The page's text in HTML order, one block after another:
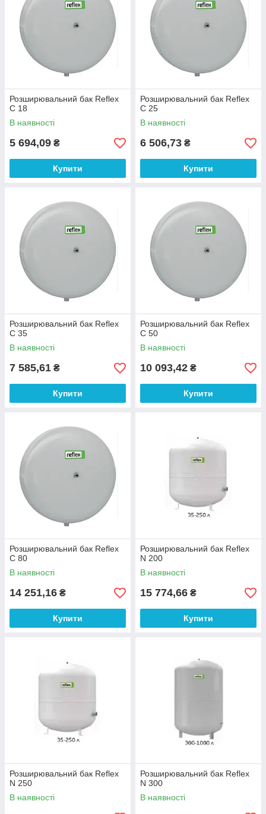
Розширювальний бак Reflex
C 18
В наявності
5 694,09 ₴
Купити
Розширювальний бак Reflex
C 25
В наявності
6 506,73 ₴
Купити
Розширювальний бак Reflex
C 35
В наявності
7 585,61 ₴
Купити
Розширювальний бак Reflex
C 50
В наявності
10 093,42 ₴
Купити
Розширювальний бак Reflex
C 80
В наявності
14 251,16 ₴
Купити
Розширювальний бак Reflex
N 200
В наявності
15 774,66 ₴
Купити
Розширювальний бак Reflex
N 250
В наявності
Розширювальний бак Reflex
N 300
В наявності